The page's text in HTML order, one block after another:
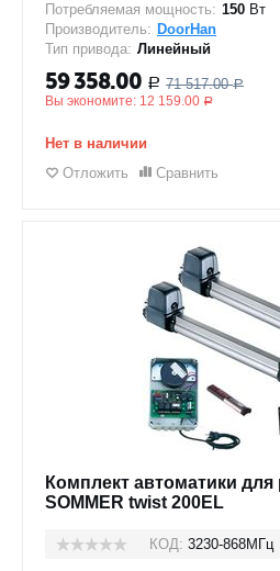
Потребляемая мощность: 150 Вт
Производитель: DoorHan
Тип привода: Линейный
59 358.00 Р 71 517.00 Р
Вы экономите: 12 159.00 Р
Нет в наличии
Отложить
Сравнить
Комплект автоматики
SOMMER twist 200EL
КОД: 3230-868МГц